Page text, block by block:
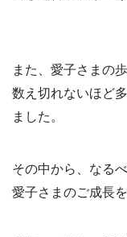
また、愛子さまの
数え切れないほど
ました。
その中から、なる
愛子さまのご成長